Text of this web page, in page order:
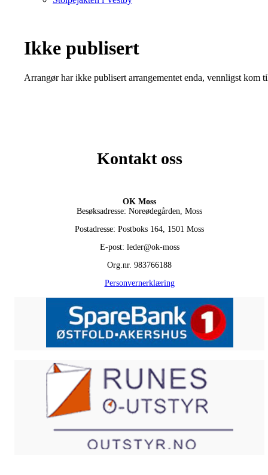
Ikke publisert
Arrangør har ikke publisert arrangementet enda, vennligst kom
Kontakt oss
OK Moss
Besøksadresse: Noreødegården, Moss
Postadresse: Postboks 164, 1501 Moss
E-post: leder@ok-moss
Org.nr. 983766188
Personvernerklæring